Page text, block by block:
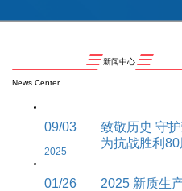
新闻中心
News Center
09/03
2025
致敬历史 守
为抗战胜利
01/26 2025 新质生